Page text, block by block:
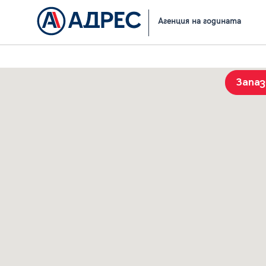
Агенция на годината
Начало Резултати от търсене